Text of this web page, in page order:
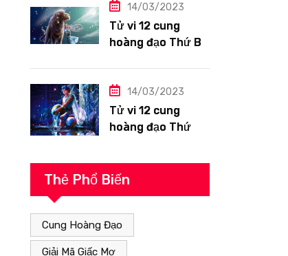
Hợi công việc
siêng năng
14/03/2023
Tử vi 12 cung
hoàng đạo Thứ Ba
thuận lợi
14/03/2023
Tử vi 12 cung
hoàng đạo Thứ
13/3/2023: Bảo
Bình tài lộc tốt
Thẻ Phổ Biến
Cung Hoàng Đạo
Giải Mã Giấc Mơ